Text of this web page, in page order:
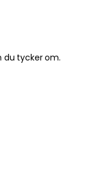
du tycker om.